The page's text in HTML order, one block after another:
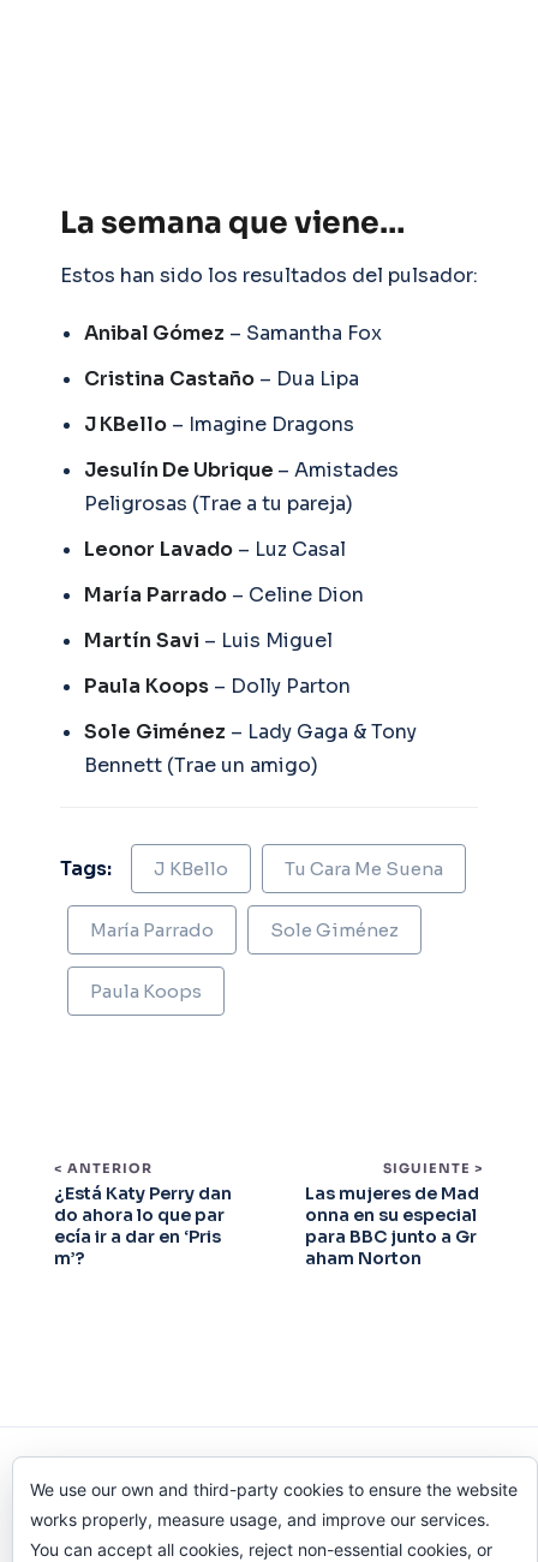
La semana que viene…
Estos han sido los resultados del pulsador:
Anibal Gómez – Samantha Fox
Cristina Castaño – Dua Lipa
J KBello – Imagine Dragons
Jesulín De Ubrique – Amistades
Peligrosas (Trae a tu pareja)
Leonor Lavado – Luz Casal
María Parrado – Celine Dion
Martín Savi – Luis Miguel
Paula Koops – Dolly Parton
Sole Giménez – Lady Gaga & Tony
Bennett (Trae un amigo)
Tags: J KBello Tu Cara Me Suena
María Parrado Sole Giménez
Paula Koops
< ANTERIOR
¿Está Katy Perry dan
do ahora lo que par
ecía ir a dar en ‘Pris
m’?
SIGUIENTE >
Las mujeres de Mad
onna en su especial
para BBC junto a Gr
aham Norton
Reservados.
We use our own and third-party cookies to ensure the website
works properly, measure usage, and improve our services.
You can accept all cookies, reject non-essential cookies, or